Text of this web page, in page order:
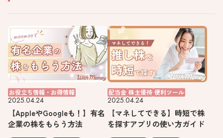
お役立ち情報・お得情報
2025.04.24
【AppleやGoogleも！】有名
企業の株をもらう方法
配当金 株主優待 便利ツール
2025.04.24
【マネしてできる】時短で株
を探すアプリの使い方ガイド